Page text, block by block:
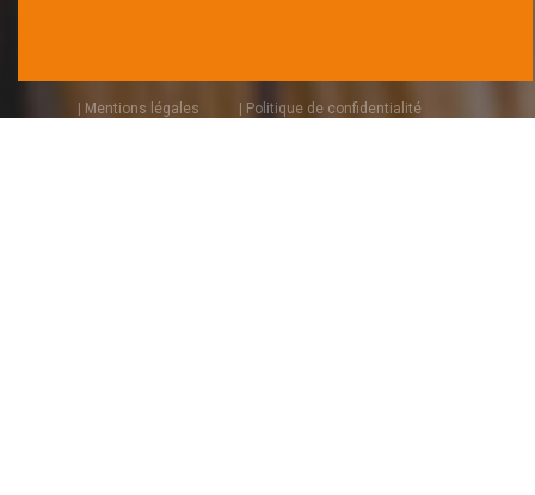
| Mentions légales | Politique de confidentialité